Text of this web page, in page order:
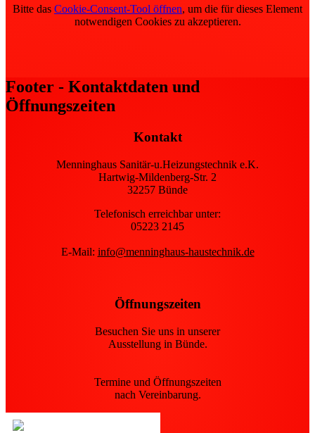
Bitte das Cookie-Consent-Tool öffnen, um die für dieses Element
notwendigen Cookies zu akzeptieren.
Footer - Kontaktdaten und
Öffnungszeiten
Kontakt
Menninghaus Sanitär-u.Heizungstechnik e.K.
Hartwig-Mildenberg-Str. 2
32257 Bünde
Telefonisch erreichbar unter:
05223 2145
E-Mail: info@menninghaus-haustechnik.de
Öffnungszeiten
Besuchen Sie uns in unserer
Ausstellung in Bünde.
Termine und Öffnungszeiten
nach Vereinbarung.